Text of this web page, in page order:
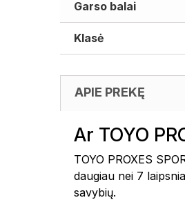
Garso balai
Klasė
APIE PREKĘ
Ar TOYO
TOYO PROXES
daugiau nei 7
savybių.